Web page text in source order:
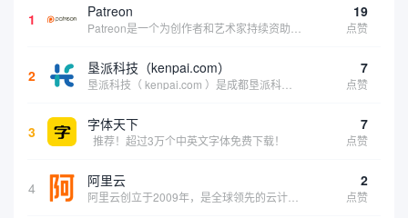
1 Patreon 19
点赞
2 垦派科技（kenpai.com） 7
点赞
3 字体天下
推荐！超过3万个中英文字体免费下载！
7
点赞
4 阿里云 2
点赞